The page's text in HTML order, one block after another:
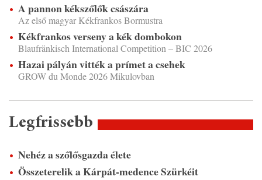
A pannon kékszőlők császára
Az első magyar Kékfrankos Bormustra
Kékfrankos verseny a kék dombokon
Blaufränkisch International Competition – BIC 2026
Hazai pályán vitték a prímet a csehek
GROW du Monde 2026 Mikulovban
Legfrissebb
Nehéz a szőlősgazda élete
Összeterelik a Kárpát-medence Szürkéit